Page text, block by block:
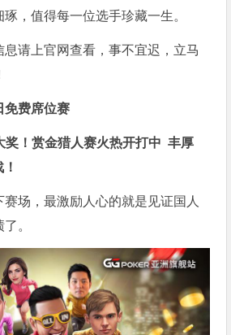
，值得每一位选手珍藏一生。
息请上官网查看，事不宜迟，立马
免费席位赛
奖！赏金猎人赛火热开打中 丰厚
场，最激励人心的就是见证国人
。